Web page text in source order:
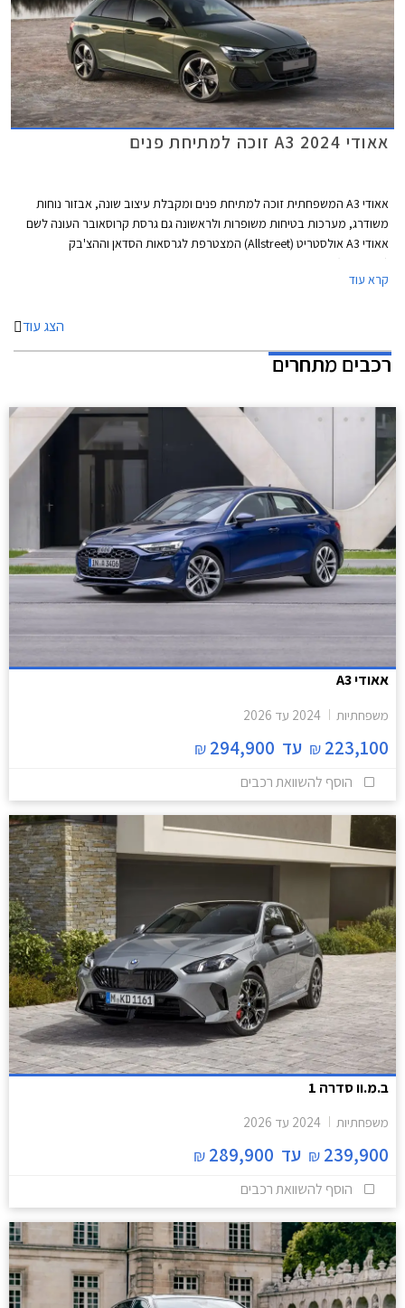
אאודי A3 2024 זוכה למתיחת פנים
אאודי A3 המשפחתית זוכה למתיחת פנים ומקבלת עיצוב שונה, אבזור נוחות
משודרג, מערכות בטיחות משופרות ולראשונה גם גרסת קרוסאובר העונה לשם
אאודי A3 אולסטריט (Allstreet) המצטרפת לגרסאות הסדאן וההצ'בק
(ספורטבק).
קרא עוד
הצג עוד
רכבים מתחרים
אאודי A3
משפחתיות 2024 עד 2026
223,100
₪ עד 294,900
₪
הוסף להשוואת רכבים
ב.מ.וו סדרה 1
משפחתיות 2024 עד 2026
239,900
₪ עד 289,900
₪
הוסף להשוואת רכבים